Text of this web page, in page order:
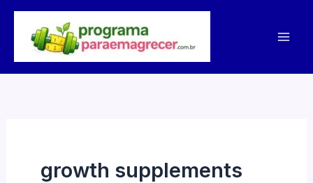
conteúdo
growth supplements